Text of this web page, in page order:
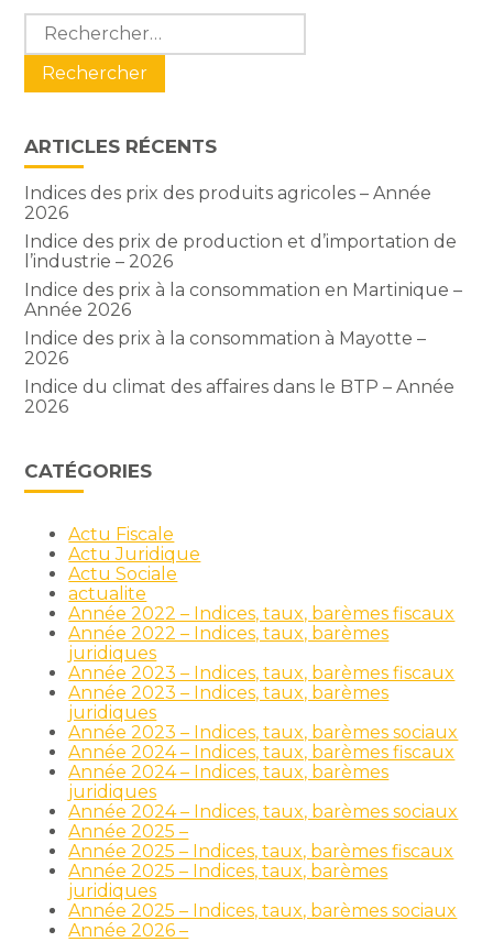
Blog
sidebar
Rechercher :
ARTICLES RÉCENTS
Indices des prix des produits agricoles – Année
2026
Indice des prix de production et d’importation de
l’industrie – 2026
Indice des prix à la consommation en Martinique –
Année 2026
Indice des prix à la consommation à Mayotte –
2026
Indice du climat des affaires dans le BTP – Année
2026
CATÉGORIES
Actu Fiscale
Actu Juridique
Actu Sociale
actualite
Année 2022 – Indices, taux, barèmes fiscaux
Année 2022 – Indices, taux, barèmes
juridiques
Année 2023 – Indices, taux, barèmes fiscaux
Année 2023 – Indices, taux, barèmes
juridiques
Année 2023 – Indices, taux, barèmes sociaux
Année 2024 – Indices, taux, barèmes fiscaux
Année 2024 – Indices, taux, barèmes
juridiques
Année 2024 – Indices, taux, barèmes sociaux
Année 2025 –
Année 2025 – Indices, taux, barèmes fiscaux
Année 2025 – Indices, taux, barèmes
juridiques
Année 2025 – Indices, taux, barèmes sociaux
Année 2026 –